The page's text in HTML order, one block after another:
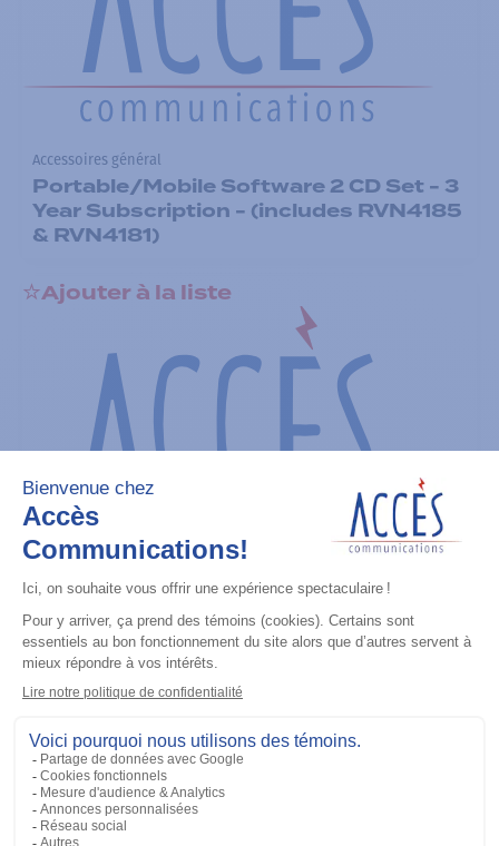
Accessoires général
Portable/Mobile Software 2 CD Set - 3
Year Subscription - (includes RVN4185
& RVN4181)
Ajouter à la liste
PM1200 Mobile CPS
Ajouter à la liste